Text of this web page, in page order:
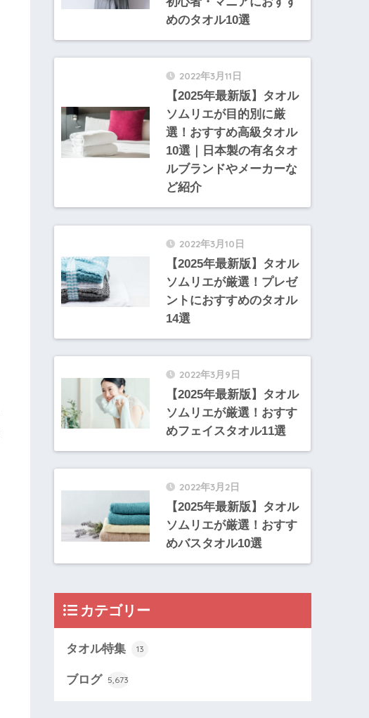
めのタオル10選
2022年3月11日
【2025年最新版】タオル
ソムリエが目的別に厳
選！おすすめ高級タオル
10選｜日本製の有名タオ
ルブランドやメーカーな
ど紹介
2022年3月10日
【2025年最新版】タオル
ソムリエが厳選！プレゼ
ントにおすすめのタオル
14選
2022年3月9日
【2025年最新版】タオル
ソムリエが厳選！おすす
めフェイスタオル11選
2022年3月2日
【2025年最新版】タオル
ソムリエが厳選！おすす
めバスタオル10選
カテゴリー
タオル特集 13
ブログ 5,673